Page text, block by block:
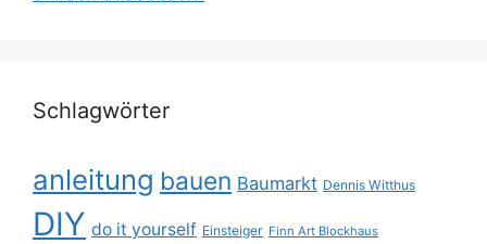
Schlagwörter
anleitung bauen Baumarkt Dennis Witthus
DIY do it yourself Einsteiger Finn Art Blockhaus